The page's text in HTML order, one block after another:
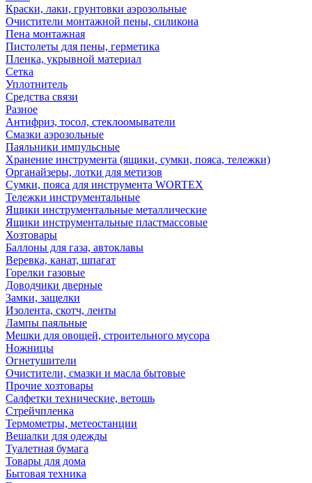
Краски, лаки, грунтовки аэрозольные
Очистители монтажной пены, силикона
Пена монтажная
Пистолеты для пены, герметика
Пленка, укрывной материал
Сетка
Уплотнитель
Средства связи
Разное
Антифриз, тосол, стеклоомыватели
Смазки аэрозольные
Паяльники импульсные
Хранение инструмента (ящики, сумки, пояса, тележки)
Органайзеры, лотки для метизов
Сумки, пояса для инструмента WORTEX
Тележки инструментальные
Ящики инструментальные металлические
Ящики инструментальные пластмассовые
Хозтовары
Баллоны для газа, автоклавы
Веревка, канат, шпагат
Горелки газовые
Доводчики дверные
Замки, защелки
Изолента, скотч, ленты
Лампы паяльные
Мешки для овощей, строительного мусора
Ножницы
Огнетушители
Очистители, смазки и масла бытовые
Прочие хозтовары
Салфетки технические, ветошь
Стрейчпленка
Термометры, метеостанции
Вешалки для одежды
Туалетная бумага
Товары для дома
Бытовая техника